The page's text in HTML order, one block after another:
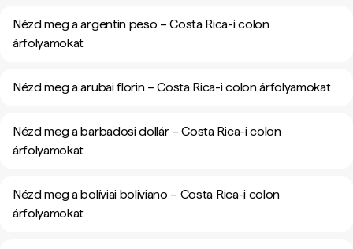
Nézd meg a argentin peso – Costa Rica-i colon
árfolyamokat
Nézd meg a arubai florin – Costa Rica-i colon árfolyamokat
Nézd meg a barbadosi dollár – Costa Rica-i colon
árfolyamokat
Nézd meg a bolíviai boliviano – Costa Rica-i colon
árfolyamokat